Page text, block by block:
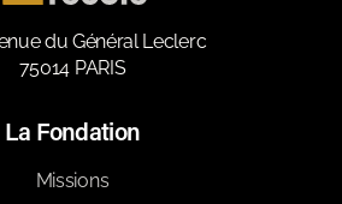
du Général Leclerc
75014 PARIS
La Fondation
Missions